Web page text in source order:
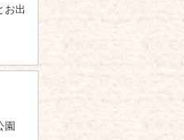
お出
園